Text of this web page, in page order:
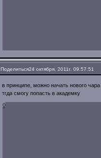
Поделиться24 октября, 2011г. 09:57:51
в принципе, можно начать нового чара
тгда смогу попасть в академку
0